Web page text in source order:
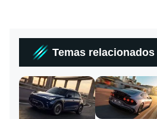
Temas relacionados